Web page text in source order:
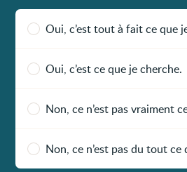
Oui, c’est tout à fait ce que
Oui, c’est ce que je cherche.
Non, ce n’est pas vraiment
Non, ce n’est pas du tout ce